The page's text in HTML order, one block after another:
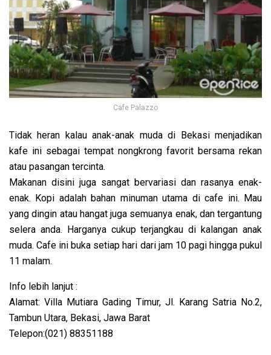
Cafe Palazzo
Tidak heran kalau anak-anak muda di Bekasi menjadikan
kafe ini sebagai tempat nongkrong favorit bersama rekan
atau pasangan tercinta.
Makanan disini juga sangat bervariasi dan rasanya enak-
enak. Kopi adalah bahan minuman utama di cafe ini. Mau
yang dingin atau hangat juga semuanya enak, dan tergantung
selera anda. Harganya cukup terjangkau di kalangan anak
muda. Cafe ini buka setiap hari dari jam 10 pagi hingga pukul
11 malam.
Info lebih lanjut :
Alamat: Villa Mutiara Gading Timur, Jl. Karang Satria No.2,
Tambun Utara, Bekasi, Jawa Barat
Telepon:(021) 88351188